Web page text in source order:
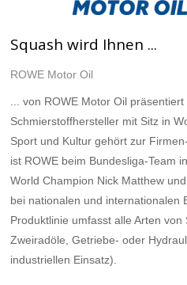
Squash wird Ihnen ...
ROWE Motor Oil
... von ROWE Motor Oil
Schmierstoffhersteller mit Sitz in
Sport und Kultur gehört zur
ist ROWE beim Bundesliga-Team
World Champion Nick Matthew
bei nationalen und internationalen
Produktlinie umfasst alle Arten von
Zweiradöle, Getriebe- oder
industriellen Einsatz).